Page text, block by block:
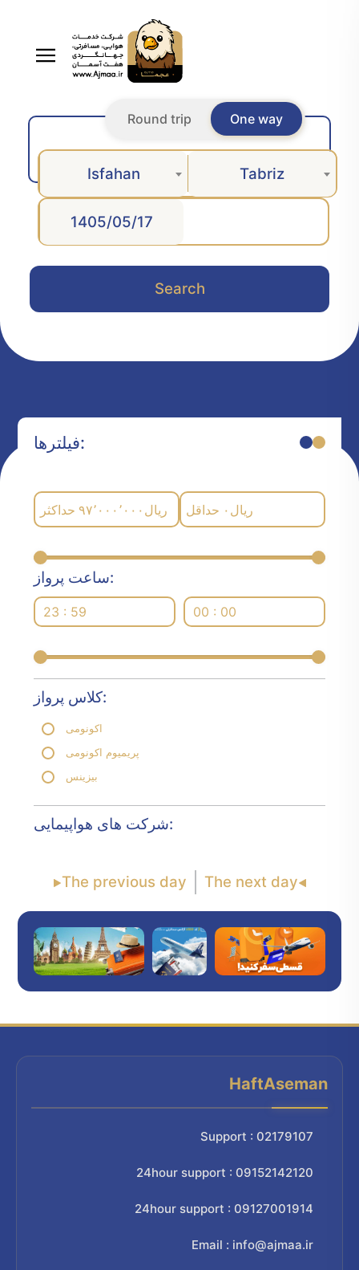
One way
Round trip
Isfahan Tabriz
Search
فیلترها:
حداکثر ۹۷٬۰۰۰٬۰۰۰ ریال حداقل ۰ ریال
ساعت پرواز:
23 : 59 00 : 00
کلاس پرواز:
اکونومی
پریمیوم اکونومی
بیزینس
شرکت های هواپیمایی:
The previous day The next day
HaftAseman
Support : 02179107
24hour support : 09152142120
24hour support : 09127001914
Email : info@ajmaa.ir